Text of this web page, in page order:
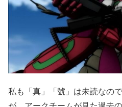
私も「真」「號」は未読なの